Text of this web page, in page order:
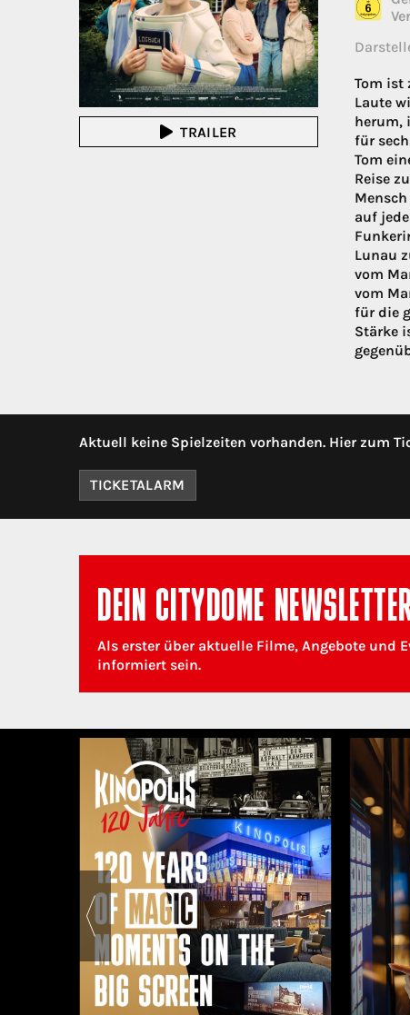
TRAILER
Tom ist
Laute
herum,
für
Tom
Reise
auf
Lunau
vom
vom
für die
Stärke
Aktuell keine Spielzeiten vorhanden. Hier zum
TICKETALARM
DEIN CITYDOME
Als erster über aktuelle Filme, Angebote und
informiert sein.